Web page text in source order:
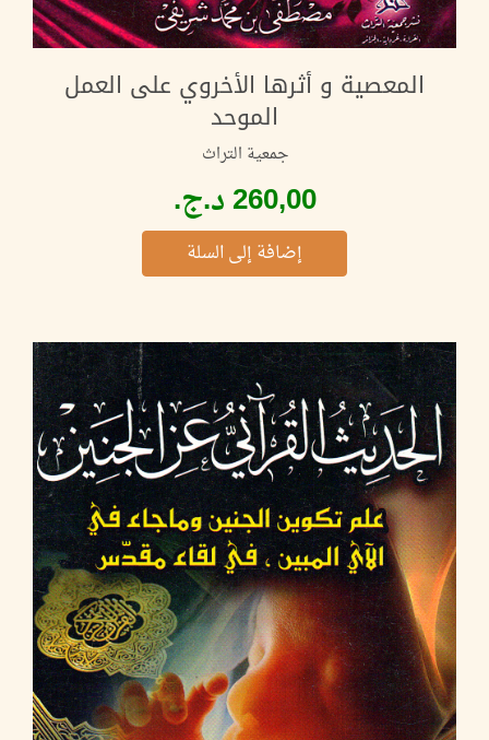
المعصية و أثرها الأخروي على العمل
الموحد
جمعية التراث
‏260,00 د.ج.‏
إضافة إلى السلة